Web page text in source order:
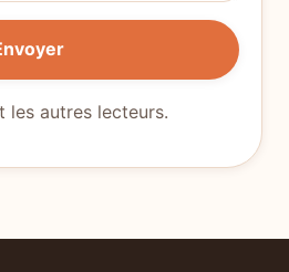
les autres lecteurs.